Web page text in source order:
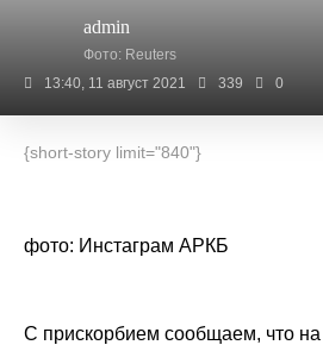
admin
Фото: Reuters
13:40, 11 август 2021
339 0
{short-story limit="840"}
фото: Инстаграм АРКБ
С прискорбием сообщаем, что